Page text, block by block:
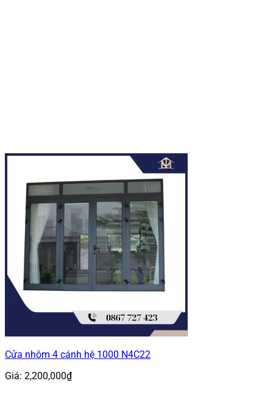
Cửa nhôm 4 cánh hệ 1000 N4C22
Giá: 2,200,000₫